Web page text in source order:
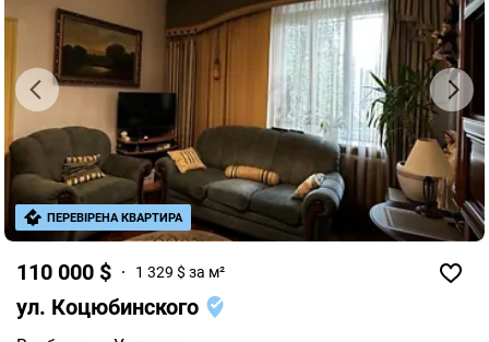
110 000 $ 1 329 $ за м²
ул. Коцюбинского
ПЕРЕВІРЕНА КВАРТИРА